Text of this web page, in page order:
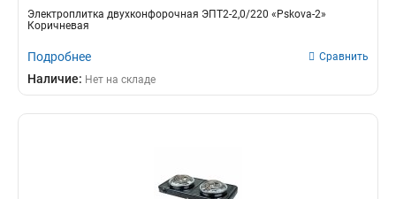
Электроплитка двухконфорочная ЭПТ2-2,0/220 «Pskova-2»
Коричневая
Подробнее Сравнить
Наличие: Нет на складе